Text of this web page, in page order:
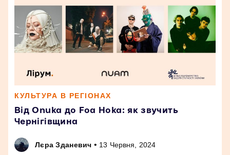
КУЛЬТУРА В РЕГІОНАХ
Від Onuka до Foa Hoka: як звучить
Чернігівщина
Лєра Зданевич • 13 Червня, 2024